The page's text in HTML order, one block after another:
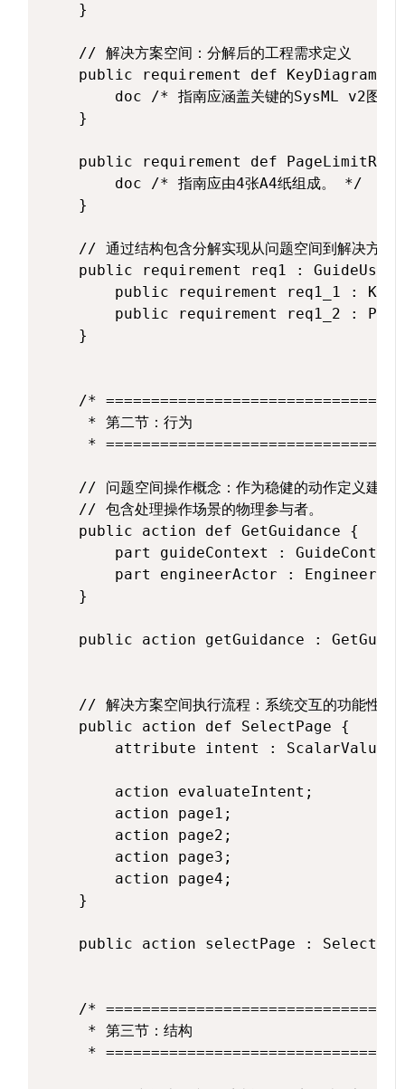
    }
    // 解决方案空间：分解后的工程需求定义
public requirement def
doc /* 指南应涵盖关键的SysML v2图示
    }
public requirement def
        doc /* 指南应由4张A4纸组成。 */
    }
// 通过结构包含分解实现从问题空间到解决方案
public requirement req1 :
public requirement req1_1 :
public requirement req1_2 :
    }
/*
     * 第二节：行为
*
    // 问题空间操作概念：作为稳健的动作定义建模
    // 包含处理操作场景的物理参与者。
    public action def GetGuidance {
part guideContext :
        part engineerActor : Engineer;
    }
public action getGuidance :
// 解决方案空间执行流程：系统交互的功能性分
    public action def SelectPage {
attribute intent :
        action evaluateIntent;
        action page1;
        action page2;
        action page3;
        action page4;
    }
public action selectPage :
/*
     * 第三节：结构
*